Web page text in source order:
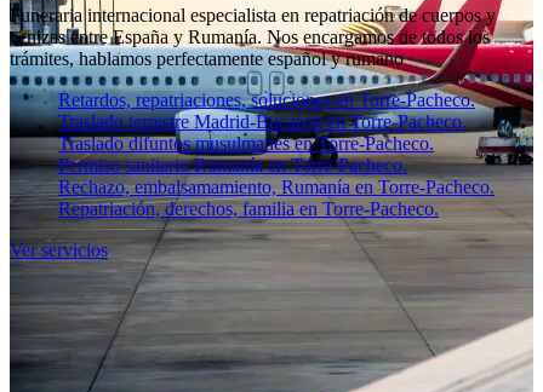
Funeraria internacional especialista en repatriación de cuerpos y
cenizas entre España y Rumanía. Nos encargamos de todos los
trámites, hablamos perfectamente español y rumano
Retardos, repatriaciones, soluciones en Torre-Pacheco.
Traslado terrestre Madrid-Bucarest en Torre-Pacheco.
Traslado difuntos musulmanes en Torre-Pacheco.
Permiso sanitario Rumanía en Torre-Pacheco.
Rechazo, embalsamamiento, Rumanía en Torre-Pacheco.
Repatriación, derechos, familia en Torre-Pacheco.
Ver servicios